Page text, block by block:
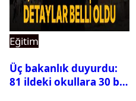
Eğitim
Üç bakanlık duyurdu:
81 ildeki okullara 30 bin